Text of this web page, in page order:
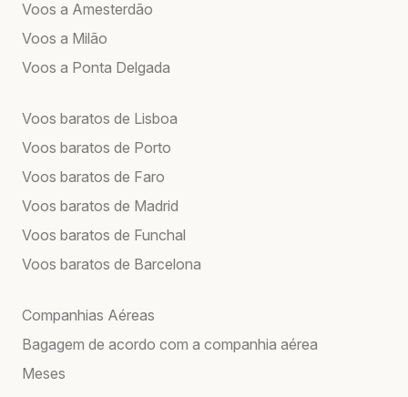
Voos a Amesterdão
Voos a Milão
Voos a Ponta Delgada
Voos baratos de Lisboa
Voos baratos de Porto
Voos baratos de Faro
Voos baratos de Madrid
Voos baratos de Funchal
Voos baratos de Barcelona
Companhias Aéreas
Bagagem de acordo com a companhia aérea
Meses